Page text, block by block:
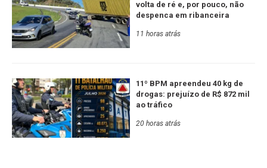
volta de ré e, por pouco, não
despenca em ribanceira
11 horas atrás
11º BPM apreendeu 40 kg de
drogas: prejuízo de R$ 872 mil
ao tráfico
20 horas atrás